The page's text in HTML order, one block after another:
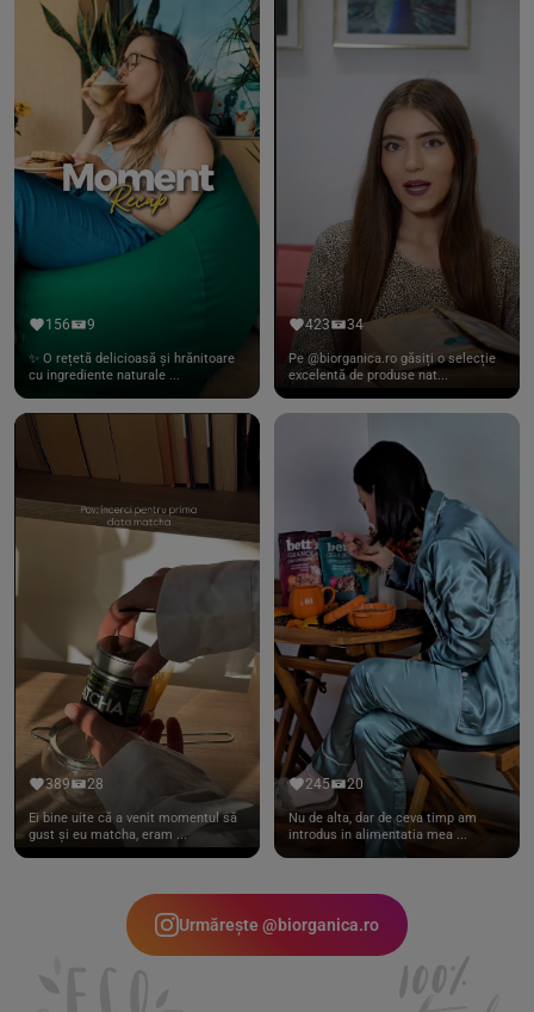
156 9
✨ O rețetă delicioasă și hrănitoare
cu ingrediente naturale ...
423 34
Pe @biorganica.ro găsiți o selecție
excelentă de produse nat...
389 28
Ei bine uite că a venit momentul să
gust și eu matcha, eram ...
245 20
Nu de alta, dar de ceva timp am
introdus in alimentatia mea ...
Urmărește @biorganica.ro